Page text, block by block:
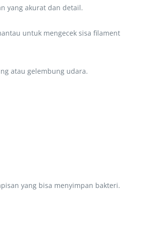
yang akurat dan detail.
untuk mengecek sisa filament
atau gelembung udara.
yang bisa menyimpan bakteri.